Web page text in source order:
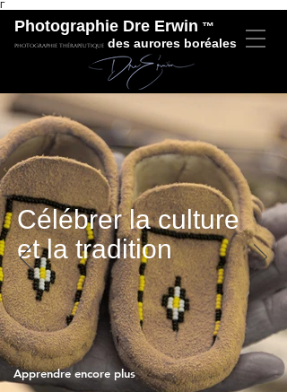
Γ
Photographie Dre Erwin ™
Photographie thérapeutique des aurores boréales
Célébrer la culture
et la tradition
Apprendre encore plus